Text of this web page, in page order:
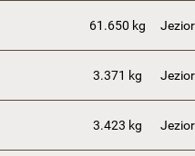
61.650 kg
3.371 kg
3.423 kg